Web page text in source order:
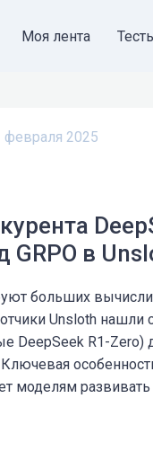
Моя лента
февраля 2025
GRPO в
больших
Unsloth нашли
DeepSeek R1-
моделям